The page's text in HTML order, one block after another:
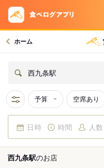
ホーム
西九条駅
予算 空席あり
日時 時間 人数
西九条駅のお店